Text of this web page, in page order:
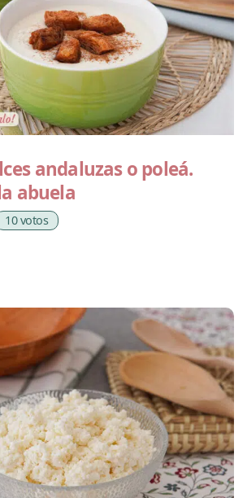
andaluzas o poleá.
abuela
10 votos